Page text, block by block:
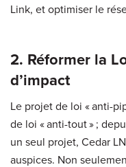
Link, et optimiser le
2. Réformer la
d’impact
Le projet de loi « anti-
de loi « anti-tout » ;
un seul projet, Cedar
auspices. Non